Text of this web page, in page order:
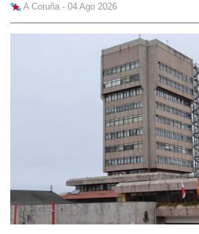
A Coruña - 04 Ago 2026